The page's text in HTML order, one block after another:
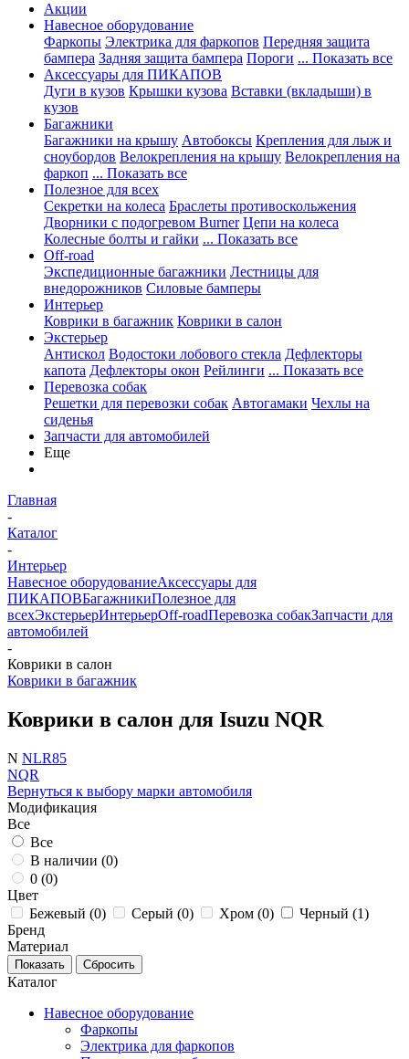
Акции
Навесное оборудование
Фаркопы Электрика для фаркопов Передняя защита
бампера Задняя защита бампера Пороги ... Показать все
Аксессуары для ПИКАПОВ
Дуги в кузов Крышки кузова Вставки (вкладыши) в
кузов
Багажники
Багажники на крышу Автобоксы Крепления для лыж и
сноубордов Велокрепления на крышу Велокрепления на
фаркоп ... Показать все
Полезное для всех
Секретки на колеса Браслеты противоскольжения
Дворники с подогревом Burner Цепи на колеса
Колесные болты и гайки ... Показать все
Off-road
Экспедиционные багажники Лестницы для
внедорожников Силовые бамперы
Интерьер
Коврики в багажник Коврики в салон
Экстерьер
Антискол Водостоки лобового стекла Дефлекторы
капота Дефлекторы окон Рейлинги ... Показать все
Перевозка собак
Решетки для перевозки собак Автогамаки Чехлы на
сиденья
Запчасти для автомобилей
Еще
Главная
-
Каталог
-
Интерьер
Навесное оборудованиеАксессуары для
ПИКАПОВБагажникиПолезное для
всехЭкстерьерИнтерьерOff-roadПеревозка собакЗапчасти для
автомобилей
-
Коврики в салон
Коврики в багажник
Коврики в салон для Isuzu NQR
N NLR85
NQR
Вернуться к выбору марки автомобиля
Модификация
Все
Все
В наличии (0)
0 (0)
Цвет
Бежевый (0) Серый (0) Хром (0) Черный (1)
Бренд
Материал
Каталог
Навесное оборудование
Фаркопы
Электрика для фаркопов